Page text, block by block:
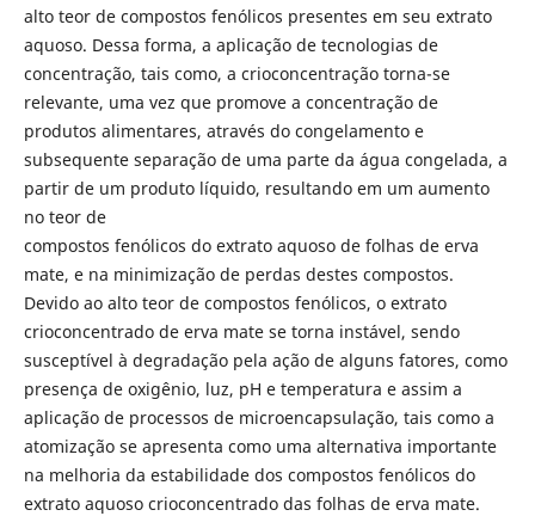
alto teor de compostos fenólicos presentes em seu extrato
aquoso. Dessa forma, a aplicação de tecnologias de
concentração, tais como, a crioconcentração torna-se
relevante, uma vez que promove a concentração de
produtos alimentares, através do congelamento e
subsequente separação de uma parte da água congelada, a
partir de um produto líquido, resultando em um aumento
no teor de
compostos fenólicos do extrato aquoso de folhas de erva
mate, e na minimização de perdas destes compostos.
Devido ao alto teor de compostos fenólicos, o extrato
crioconcentrado de erva mate se torna instável, sendo
susceptível à degradação pela ação de alguns fatores, como
presença de oxigênio, luz, pH e temperatura e assim a
aplicação de processos de microencapsulação, tais como a
atomização se apresenta como uma alternativa importante
na melhoria da estabilidade dos compostos fenólicos do
extrato aquoso crioconcentrado das folhas de erva mate.